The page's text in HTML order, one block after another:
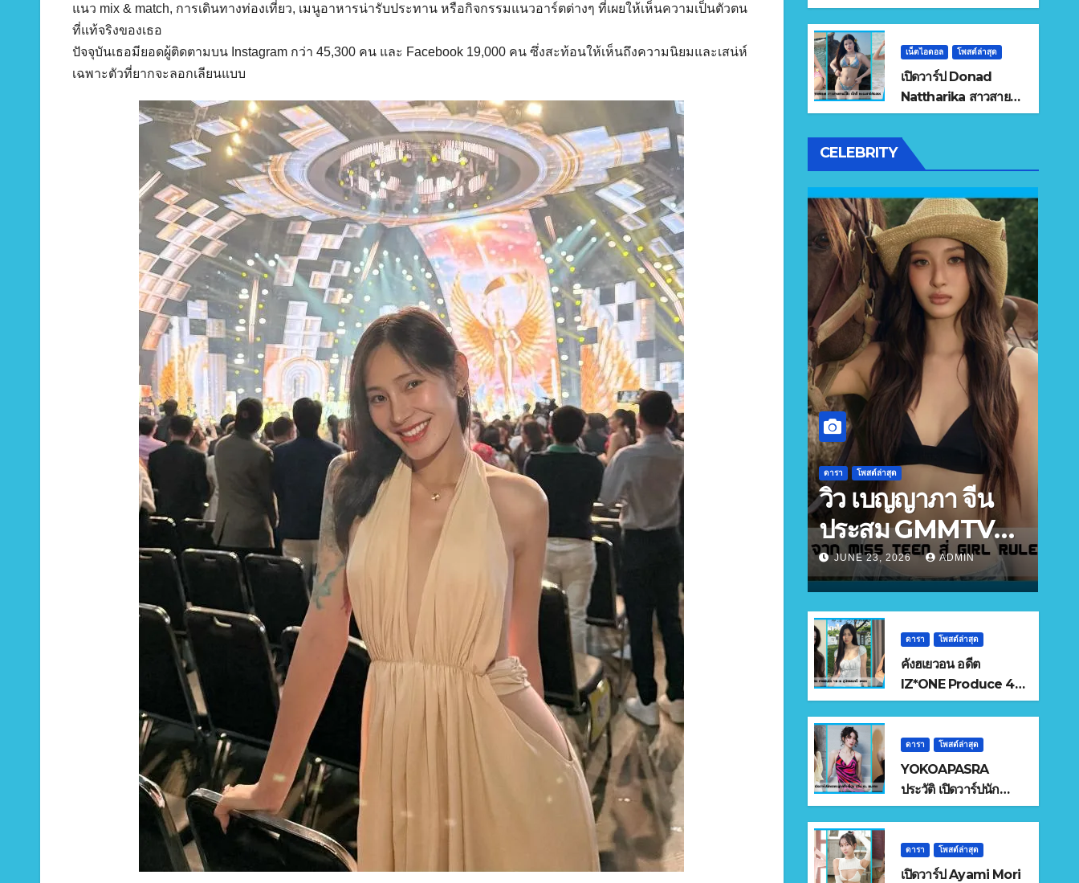
แนว mix & match, การเดินทางท่องเที่ยว, เมนูอาหารน่ารับประทาน หรือกิจกรรมแนวอาร์ตต่างๆ ที่เผยให้เห็นความเป็นตัวตน
ที่แท้จริงของเธอ
ปัจจุบันเธอมียอดผู้ติดตามบน Instagram กว่า 45,300 คน และ Facebook 19,000 คน ซึ่งสะท้อนให้เห็นถึงความนิยมและเสน่ห์
เฉพาะตัวที่ยากจะลอกเลียนแบบ
ดังโลกออนไลน์
เน็ตไอดอล โพสต์ล่าสุด
เปิดวาร์ป Donad
Nattharika สาวสาย
แคมป์ปิ้ง เซ็กซี่
ธรรมชาติคัดสรร
CELEBRITY
ดารา โพสต์ล่าสุด
วิว เบญญาภา จีน
ประสม GMMTV
จาก Miss Teen สู่
Girl Rules 2026
JUNE 23, 2026 ADMIN
ดารา โพสต์ล่าสุด
คังฮเยวอน อดีต
IZ*ONE Produce 48
IG สู่นักแสดงปี 2026
ดารา โพสต์ล่าสุด
YOKOAPASRA
ประวัติ เปิดวาร์ปนัก
แสดงลูกครึ่งญี่ปุ่น คู่จิ้น
ดารา โพสต์ล่าสุด
เปิดวาร์ป Ayami Mori